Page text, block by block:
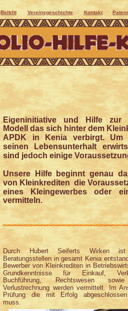
Beitritt Vereinsgeschichte Kontakt
Eigeninitiative und Hilfe zur
Modell das sich hinter dem
APDK in Kenia verbirgt. Um
seinen Lebensunterhalt
sind jedoch einige
Unsere Hilfe beginnt genau
von Kleinkrediten  die
eines Kleingewerbes oder
vermitteln.
Durch Hubert Seiferts Wirken
Beratungsstellen in gesamt Kenia
Bewerber von Kleinkrediten in
Grundkenntnisse für Einkauf,
Buchführung, Rechtswesen
Verlustrechnung werden vermittelt. Im
Prüfung die mit Erfolg
muss.